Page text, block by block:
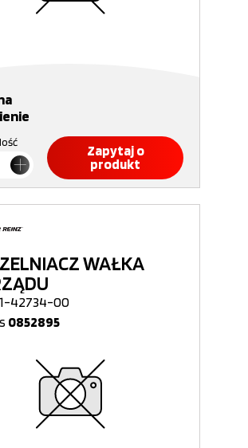
Zapytaj o
produkt
WAŁKA
42734-00
0852895